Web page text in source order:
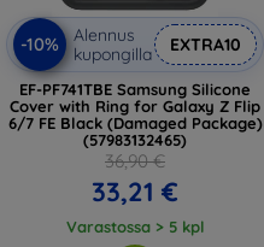
-10%
Alennus
kupongilla
EXTRA10
EF-PF741TBE Samsung Silicone
Cover with Ring for Galaxy Z Flip
6/7 FE Black (Damaged Package)
(57983132465)
36,90 €
33,21 €
Varastossa > 5 kpl